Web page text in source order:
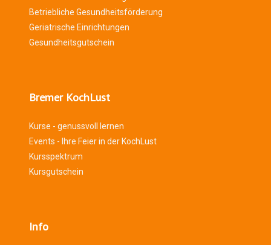
Betriebliche Gesundheitsförderung
Geriatrische Einrichtungen
Gesundheitsgutschein
Bremer KochLust
Kurse - genussvoll lernen
Events - Ihre Feier in der KochLust
Kursspektrum
Kursgutschein
Info